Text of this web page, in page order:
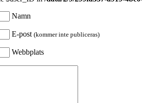
Namn
E-post (kommer inte publiceras)
Webbplats